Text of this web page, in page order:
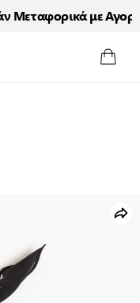
Μεταφορικά με Αγορές